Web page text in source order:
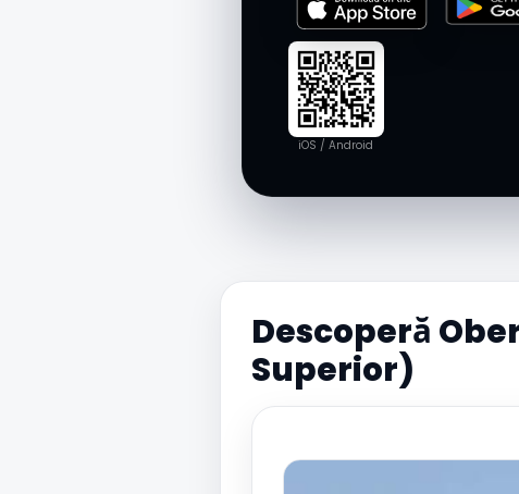
iOS / Android
Descoperă
Superior)